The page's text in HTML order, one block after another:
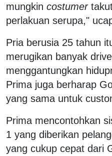
mungkin costumer
perlakuan serupa,"
Pria berusia 25 tahun
merugikan banyak
menggantungkan
Prima juga berharap
yang sama untuk
Prima mencontohkan
1 yang diberikan
yang cukup cepat dari